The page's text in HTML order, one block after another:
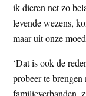
ik dieren net zo
levende wezens,
maar uit onze
‘Dat is ook de
probeer te
familieverbanden,